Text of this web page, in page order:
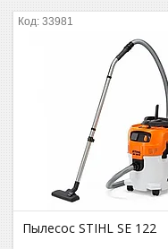
33981
Пылесос STIHL SE 122